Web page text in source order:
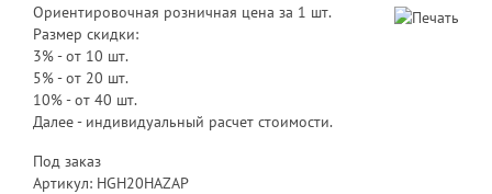
Ориентировочная розничная цена за 1 шт.
Размер скидки:
3% - от 10 шт.
5% - от 20 шт.
10% - от 40 шт.
Далее - индивидуальный расчет стоимости.
Под заказ
Артикул: HGH20HAZAP